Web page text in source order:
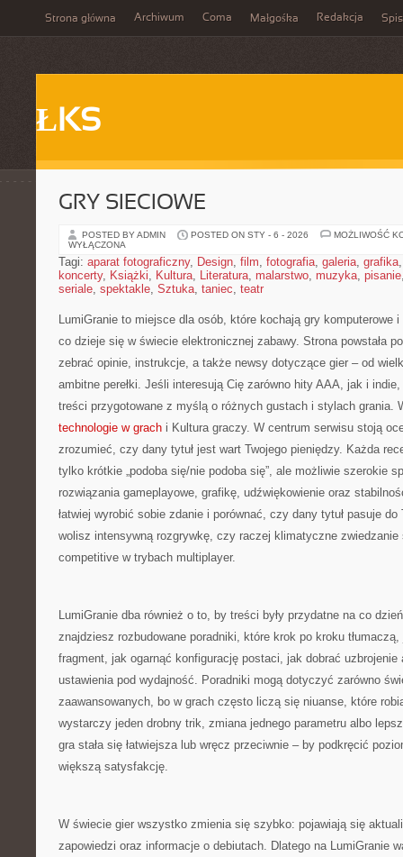
Strona główna Archiwum Coma Małgośka Redakcja
ŁKS
GRY SIECIOWE
POSTED BY ADMIN POSTED ON STY - 6 - 2026
MOŻLIWOŚĆ
WYŁĄCZONA
Tagi: aparat fotograficzny, Design, film, fotografia, galeria, grafika
koncerty, Książki, Kultura, Literatura, malarstwo, muzyka, pisanie
seriale, spektakle, Sztuka, taniec, teatr
LumiGranie to miejsce dla osób, które kochają gry komputerowe
co dzieje się w świecie elektronicznej zabawy. Strona powstała
zebrać opinie, instrukcje, a także newsy dotyczące gier – od
ambitne perełki. Jeśli interesują Cię zarówno hity AAA, jak i
treści przygotowane z myślą o różnych gustach i stylach grania.
technologie w grach i Kultura graczy. W centrum serwisu stoją
zrozumieć, czy dany tytuł jest wart Twojego pieniędzy. Każda
tylko krótkie „podoba się/nie podoba się”, ale możliwie szerokie
rozwiązania gameplayowe, grafikę, udźwiękowienie oraz
łatwiej wyrobić sobie zdanie i porównać, czy dany tytuł pasuje
wolisz intensywną rozgrywkę, czy raczej klimatyczne
competitive w trybach multiplayer.
LumiGranie dba również o to, by treści były przydatne na co
znajdziesz rozbudowane poradniki, które krok po kroku
fragment, jak ogarnąć konfigurację postaci, jak dobrać
ustawienia pod wydajność. Poradniki mogą dotyczyć zarówno
zaawansowanych, bo w grach często liczą się niuanse, które
wystarczy jeden drobny trik, zmiana jednego parametru albo
gra stała się łatwiejsza lub wręcz przeciwnie – by podkręcić
większą satysfakcję.
W świecie gier wszystko zmienia się szybko: pojawiają się
zapowiedzi oraz informacje o debiutach. Dlatego na LumiGranie